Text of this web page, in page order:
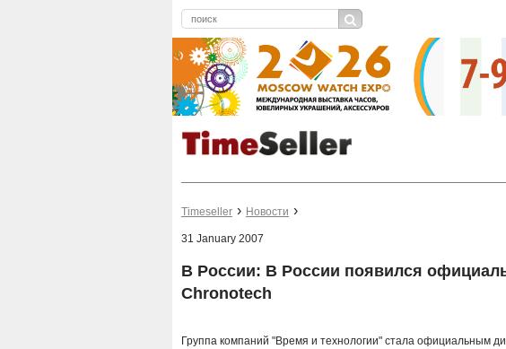
Timeseller Новости
31 January 2007
В России: В России появился
Chronotech
Группа компаний "Время и технологии" стала официальным